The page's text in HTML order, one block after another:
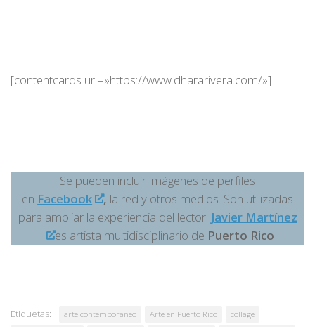
[contentcards url=»https://www.dhararivera.com/»]
Se pueden incluir imágenes de perfiles
en Facebook , la red y otros medios. Son utilizadas
para ampliar la experiencia del lector. Javier Martínez
es artista multidisciplinario de Puerto Rico
Etiquetas: arte contemporaneo Arte en Puerto Rico
collage